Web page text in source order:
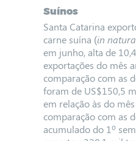
Suínos
Santa Catarina
carne suína (in natura
em junho, alta de
exportações do mês
comparação com as
foram de US$150,5
em relação às do
comparação com as
acumulado do 1º